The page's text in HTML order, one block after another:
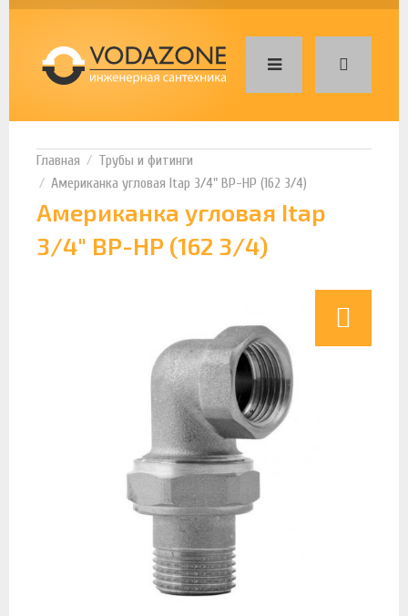
Трубы и фитинги
Американка угловая Itap 3/4" ВР-НР (162 3/4)
Американка угловая Itap
3/4" ВР-НР (162 3/4)